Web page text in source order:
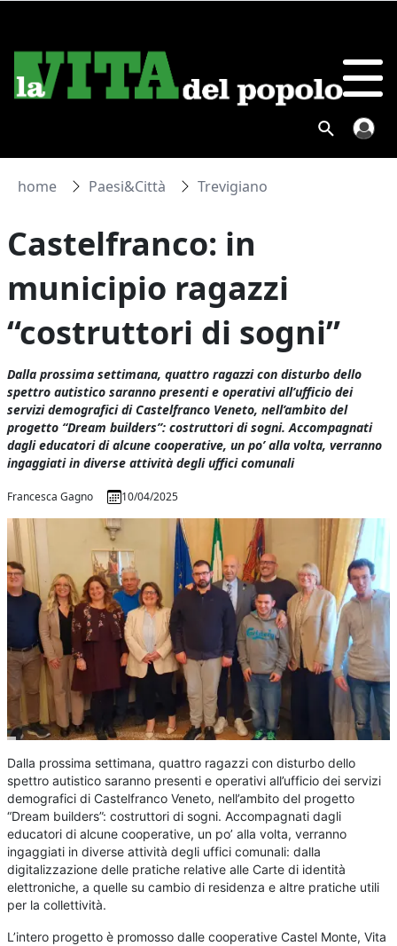
home Paesi&Città Trevigiano
Castelfranco: in
municipio ragazzi
“costruttori di sogni”
Dalla prossima settimana, quattro ragazzi con disturbo dello
spettro autistico saranno presenti e operativi all’ufficio dei
servizi demografici di Castelfranco Veneto, nell’ambito del
progetto “Dream builders”: costruttori di sogni. Accompagnati
dagli educatori di alcune cooperative, un po’ alla volta, verranno
ingaggiati in diverse attività degli uffici comunali
Francesca Gagno 10/04/2025
Dalla prossima settimana, quattro ragazzi con disturbo dello
spettro autistico saranno presenti e operativi all’ufficio dei servizi
demografici di Castelfranco Veneto, nell’ambito del progetto
“Dream builders”: costruttori di sogni. Accompagnati dagli
educatori di alcune cooperative, un po’ alla volta, verranno
ingaggiati in diverse attività degli uffici comunali: dalla
digitalizzazione delle pratiche relative alle Carte di identità
elettroniche, a quelle su cambio di residenza e altre pratiche utili
per la collettività.
L’intero progetto è promosso dalle cooperative Castel Monte, Vita